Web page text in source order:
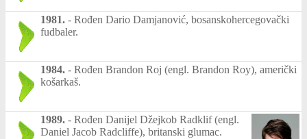
1981. - Rođen Dario Damjanović, bosanskohercegovački
fudbaler.
1984. - Rođen Brandon Roj (engl. Brandon Roy), američki
košarkaš.
1989. - Rođen Danijel Džejkob Radklif (engl.
Daniel Jacob Radcliffe), britanski glumac.